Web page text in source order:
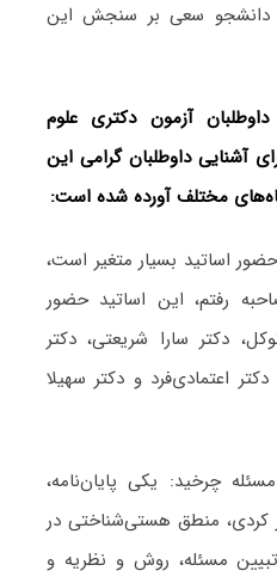
دانشجو سعی بر سنجش این
آزمون دکتری علوم
آشنایی داوطلبان گرامی این
مختلف آورده شده است:
اساتید بسیار متغیر است،
رفتم، این اساتید حضور
دکتر سارا شریعتی، دکتر
اعتمادی‌فرد و دکتر سهیلا
چرخید: یکی پایان‌نامه،
کردی، منطق هستی‌شناختی‌ در
مسئله، روش و نظریه و